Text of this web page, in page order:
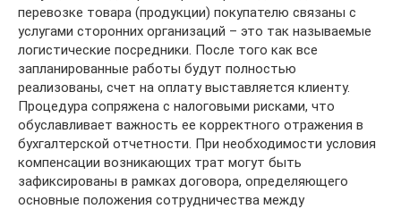
перевозке товара (продукции) покупателю связаны с
услугами сторонних организаций – это так называемые
логистические посредники. После того как все
запланированные работы будут полностью
реализованы, счет на оплату выставляется клиенту.
Процедура сопряжена с налоговыми рисками, что
обуславливает важность ее корректного отражения в
бухгалтерской отчетности. При необходимости условия
компенсации возникающих трат могут быть
зафиксированы в рамках договора, определяющего
основные положения сотрудничества между